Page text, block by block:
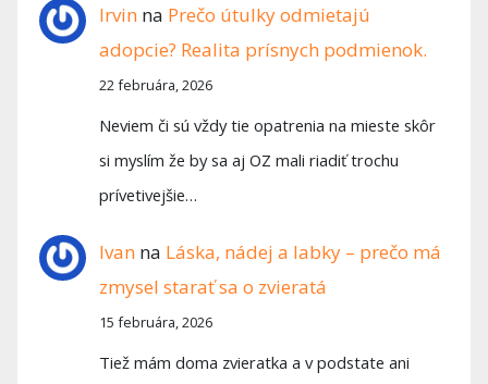
Irvin na Prečo útulky odmietajú
adopcie? Realita prísnych podmienok.
22 februára, 2026
Neviem či sú vždy tie opatrenia na mieste skôr
si myslím že by sa aj OZ mali riadiť trochu
prívetivejšie…
Ivan na Láska, nádej a labky – prečo má
zmysel starať sa o zvieratá
15 februára, 2026
Tiež mám doma zvieratka a v podstate ani